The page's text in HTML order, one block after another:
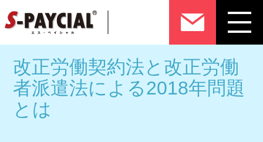
改正労働契約法と改正労働
者派遣法による2018年問題
とは